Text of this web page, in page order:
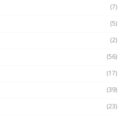
(7)
(5)
(2)
(56)
(17)
(39)
(23)